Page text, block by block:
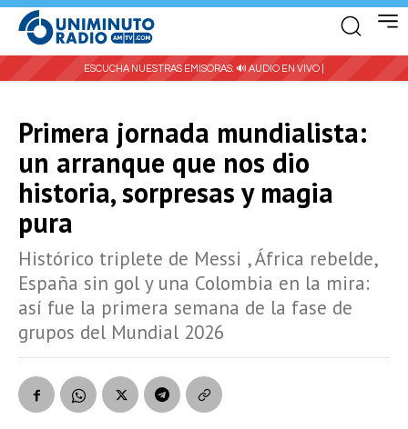
ESCUCHA NUESTRAS EMISORAS: 🔊 AUDIO EN VIVO |
Primera jornada mundialista:
un arranque que nos dio
historia, sorpresas y magia
pura
Histórico triplete de Messi , África rebelde,
España sin gol y una Colombia en la mira:
así fue la primera semana de la fase de
grupos del Mundial 2026